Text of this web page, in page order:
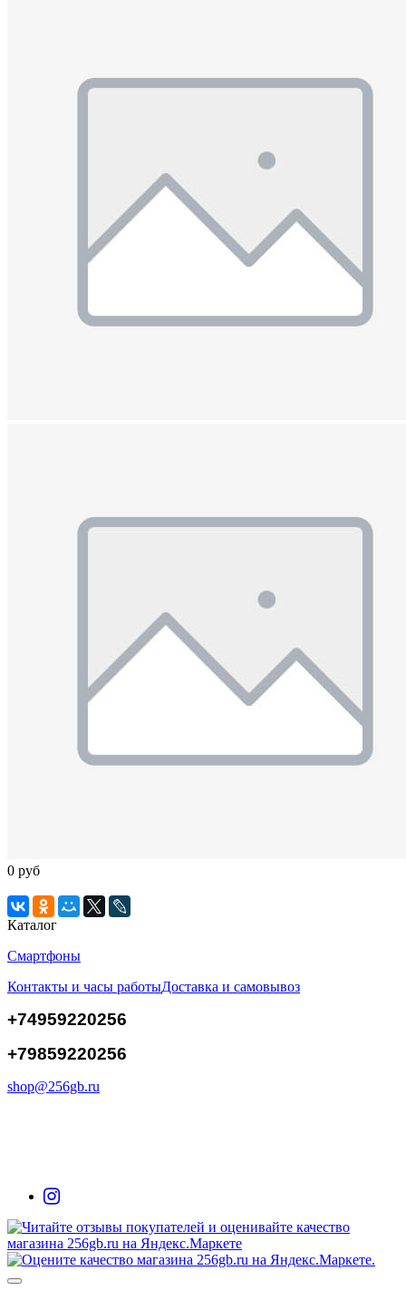
0 руб
Каталог
Смартфоны
Контакты и часы работыДоставка и самовывоз
+74959220256
+79859220256
shop@256gb.ru